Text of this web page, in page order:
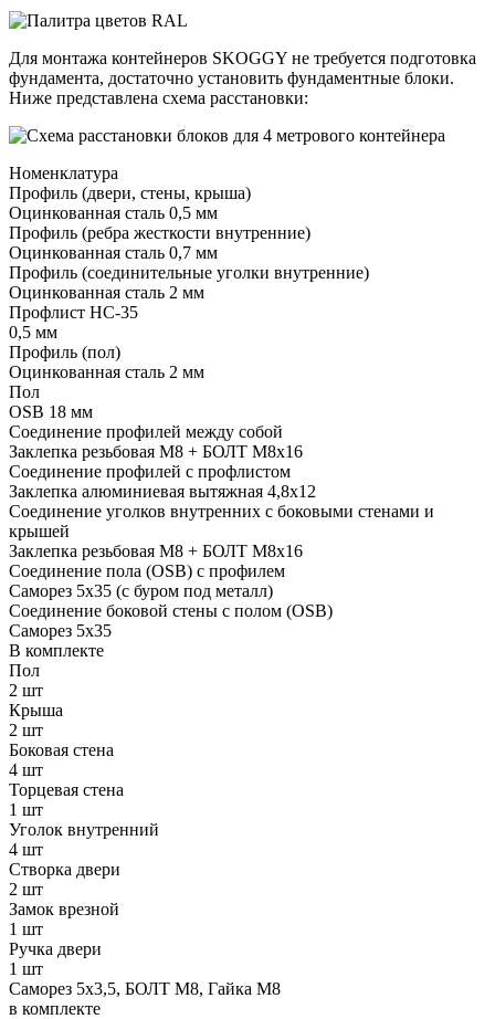
Для монтажа контейнеров SKOGGY не требуется подготовка
фундамента, достаточно установить фундаментные блоки.
Ниже представлена схема расстановки:
Номенклатура
Профиль (двери, стены, крыша)
Оцинкованная сталь 0,5 мм
Профиль (ребра жесткости внутренние)
Оцинкованная сталь 0,7 мм
Профиль (соединительные уголки внутренние)
Оцинкованная сталь 2 мм
Профлист НС-35
0,5 мм
Профиль (пол)
Оцинкованная сталь 2 мм
Пол
OSB 18 мм
Соединение профилей между собой
Заклепка резьбовая М8 + БОЛТ М8х16
Соединение профилей с профлистом
Заклепка алюминиевая вытяжная 4,8х12
Соединение уголков внутренних с боковыми стенами и
крышей
Заклепка резьбовая М8 + БОЛТ М8х16
Соединение пола (OSB) c профилем
Саморез 5х35 (с буром под металл)
Соединение боковой стены с полом (OSB)
Саморез 5х35
В комплекте
Пол
2 шт
Крыша
2 шт
Боковая стена
4 шт
Торцевая стена
1 шт
Уголок внутренний
4 шт
Створка двери
2 шт
Замок врезной
1 шт
Ручка двери
1 шт
Саморез 5х3,5, БОЛТ М8, Гайка М8
в комплекте